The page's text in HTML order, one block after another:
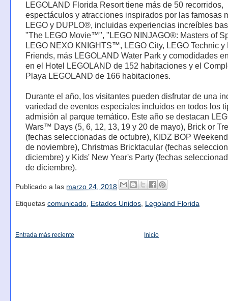
LEGOLAND Florida Resort tiene más de 50 recorridos,
espectáculos y atracciones inspirados por las famosas
LEGO y DUPLO®, incluidas experiencias increíbles
"The LEGO Movie™", "LEGO NINJAGO®: Masters of
LEGO NEXO KNIGHTS™, LEGO City, LEGO Technic y
Friends, más LEGOLAND Water Park y comodidades
en el Hotel LEGOLAND de 152 habitaciones y el
Playa LEGOLAND de 166 habitaciones.
Durante el año, los visitantes pueden disfrutar de una
variedad de eventos especiales incluidos en todos los
admisión al parque temático. Este año se destacan
Wars™ Days (5, 6, 12, 13, 19 y 20 de mayo), Brick or
(fechas seleccionadas de octubre), KIDZ BOP
de noviembre), Christmas Bricktacular (fechas
diciembre) y Kids' New Year's Party (fechas
de diciembre).
Publicado a las marzo 24, 2018
Etiquetas comunicado, Estados Unidos, Legoland Florida
Entrada más reciente Inicio